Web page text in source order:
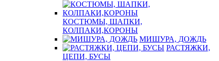
КОСТЮМЫ, ШАПКИ,
КОЛПАКИ,КОРОНЫ
МИШУРА, ДОЖДЬ
РАСТЯЖКИ,
ЦЕПИ, БУСЫ